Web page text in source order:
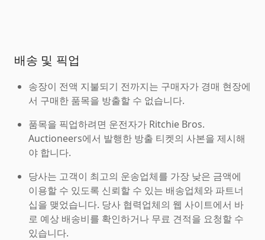
배송 및 픽업
송장이 전액 지불되기 전까지는 구매자가 경매 현장에
서 구매한 품목을 방출할 수 없습니다.
품목을 픽업하려면 운전자가 Ritchie Bros.
Auctioneers에서 발행한 방출 티켓의 사본을 제시해
야 합니다.
당사는 고객이 최고의 운송업체를 가장 낮은 금액에
이용할 수 있도록 신뢰할 수 있는 배송업체와 파트너
십을 맺었습니다. 당사 협력업체의 웹 사이트에서 바
로 예상 배송비를 확인하거나 무료 견적을 요청할 수
있습니다.